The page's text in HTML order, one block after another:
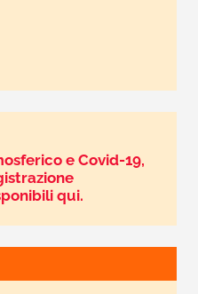
e Covid-19,
qui.